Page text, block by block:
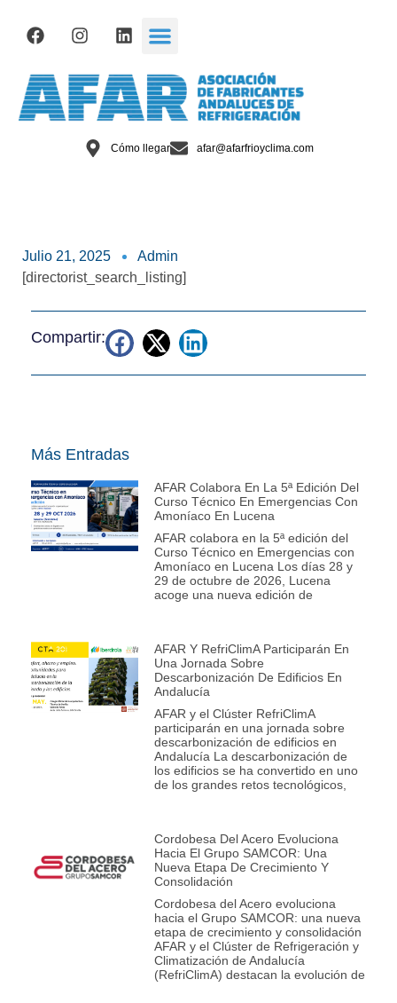
Cómo llegar afar@afarfrioyclima.com
Julio 21, 2025
Admin
[directorist_search_listing]
Compartir:
Más Entradas
AFAR Colabora En La 5ª Edición Del
Curso Técnico En Emergencias Con
Amoníaco En Lucena
AFAR colabora en la 5ª edición del
Curso Técnico en Emergencias con
Amoníaco en Lucena Los días 28 y
29 de octubre de 2026, Lucena
acoge una nueva edición de
AFAR Y RefriClimA Participarán En
Una Jornada Sobre
Descarbonización De Edificios En
Andalucía
AFAR y el Clúster RefriClimA
participarán en una jornada sobre
descarbonización de edificios en
Andalucía La descarbonización de
los edificios se ha convertido en uno
de los grandes retos tecnológicos,
Cordobesa Del Acero Evoluciona
Hacia El Grupo SAMCOR: Una
Nueva Etapa De Crecimiento Y
Consolidación
Cordobesa del Acero evoluciona
hacia el Grupo SAMCOR: una nueva
etapa de crecimiento y consolidación
AFAR y el Clúster de Refrigeración y
Climatización de Andalucía
(RefriClimA) destacan la evolución de